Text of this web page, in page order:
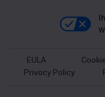
EULA
Privacy Policy